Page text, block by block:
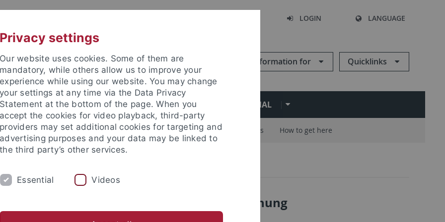
LOGIN LANGUAGE
Information for Quicklinks
RESEARCH FACILITIES INTERNATIONAL
News and publications Life on campus Public engagement Careers How to get here
Uni Tübingen aktuell Nr. 5/2012: Forschung
Privacy settings
Our website uses cookies. Some of them are
mandatory, while others allow us to improve your
experience while using our website. You may change
your settings at any time via the Data Privacy
Statement at the bottom of the page. When you
accept the cookies for video playback, third-party
providers may set additional cookies for targeting and
advertising purposes and your data may be linked to
the third party’s other services.
Essential Videos